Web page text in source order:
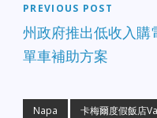
PREVIOUS POST
州政府推出低收入購
單車補助方案
Napa 卡梅爾度假飯店